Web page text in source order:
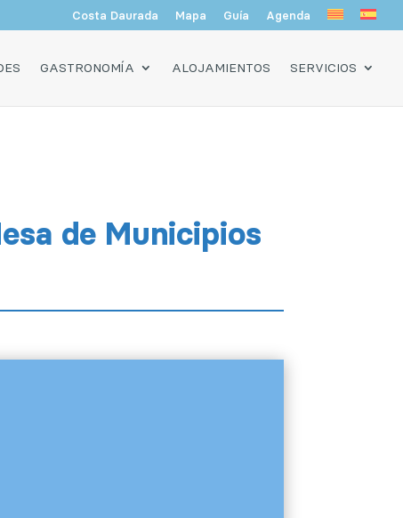
Costa Daurada Mapa Guía Agenda
GASTRONOMÍA ALOJAMIENTOS SERVICIOS
de Municipios